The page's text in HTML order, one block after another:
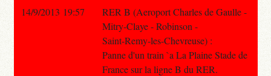
14/9/2013 19:57
RER B (Aeroport Charles de Gaulle -
Mitry-Claye - Robinson -
Saint-Remy-les-Chevreuse) :
Panne d'un train `a La Plaine Stade de
France sur la ligne B du RER.